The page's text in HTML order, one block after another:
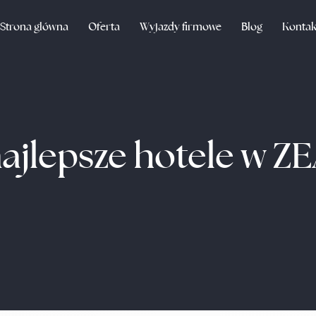
Strona główna Oferta Wyjazdy firmowe Blog
hotele w